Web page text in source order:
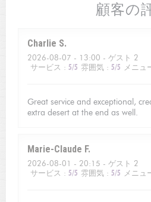
顧客の
Charlie S
2026-08-07 - 13:00 - ゲスト 2
サービス : 5/5 雰囲気 : 5/5 メニュ
Great service and exceptional,
extra desert at the end as well.
Marie-Claude F
2026-08-01 - 20:15 - ゲスト 2
サービス : 5/5 雰囲気 : 5/5 メニュ